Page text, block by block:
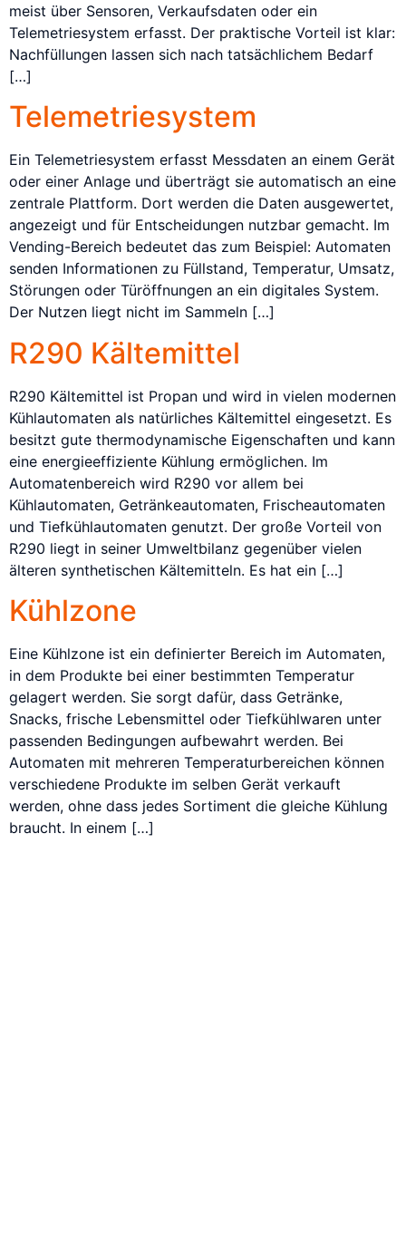
meist über Sensoren, Verkaufsdaten oder ein
Telemetriesystem erfasst. Der praktische Vorteil ist klar:
Nachfüllungen lassen sich nach tatsächlichem Bedarf
[…]
Telemetriesystem
Ein Telemetriesystem erfasst Messdaten an einem Gerät
oder einer Anlage und überträgt sie automatisch an eine
zentrale Plattform. Dort werden die Daten ausgewertet,
angezeigt und für Entscheidungen nutzbar gemacht. Im
Vending-Bereich bedeutet das zum Beispiel: Automaten
senden Informationen zu Füllstand, Temperatur, Umsatz,
Störungen oder Türöffnungen an ein digitales System.
Der Nutzen liegt nicht im Sammeln […]
R290 Kältemittel
R290 Kältemittel ist Propan und wird in vielen modernen
Kühlautomaten als natürliches Kältemittel eingesetzt. Es
besitzt gute thermodynamische Eigenschaften und kann
eine energieeffiziente Kühlung ermöglichen. Im
Automatenbereich wird R290 vor allem bei
Kühlautomaten, Getränkeautomaten, Frischeautomaten
und Tiefkühlautomaten genutzt. Der große Vorteil von
R290 liegt in seiner Umweltbilanz gegenüber vielen
älteren synthetischen Kältemitteln. Es hat ein […]
Kühlzone
Eine Kühlzone ist ein definierter Bereich im Automaten,
in dem Produkte bei einer bestimmten Temperatur
gelagert werden. Sie sorgt dafür, dass Getränke,
Snacks, frische Lebensmittel oder Tiefkühlwaren unter
passenden Bedingungen aufbewahrt werden. Bei
Automaten mit mehreren Temperaturbereichen können
verschiedene Produkte im selben Gerät verkauft
werden, ohne dass jedes Sortiment die gleiche Kühlung
braucht. In einem […]